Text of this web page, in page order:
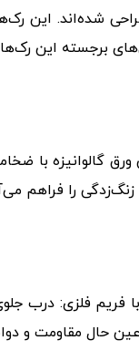
شده‌اند. این
برجسته این رک‌ها
زنگ‌زدگی را فراهم
فریم فلزی: درب
حال مقاومت و دوام